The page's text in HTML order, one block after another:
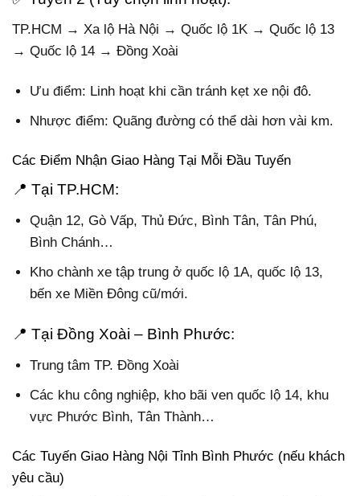
TP.HCM → Xa lộ Hà Nội → Quốc lộ 1K → Quốc lộ 13
→ Quốc lộ 14 → Đồng Xoài
Ưu điểm: Linh hoạt khi cần tránh kẹt xe nội đô.
Nhược điểm: Quãng đường có thể dài hơn vài km.
Các Điểm Nhận Giao Hàng Tại Mỗi Đầu Tuyến
📍 Tại TP.HCM:
Quận 12, Gò Vấp, Thủ Đức, Bình Tân, Tân Phú,
Bình Chánh…
Kho chành xe tập trung ở quốc lộ 1A, quốc lộ 13,
bến xe Miền Đông cũ/mới.
📍 Tại Đồng Xoài – Bình Phước:
Trung tâm TP. Đồng Xoài
Các khu công nghiệp, kho bãi ven quốc lộ 14, khu
vực Phước Bình, Tân Thành…
Các Tuyến Giao Hàng Nội Tỉnh Bình Phước (nếu khách
yêu cầu)